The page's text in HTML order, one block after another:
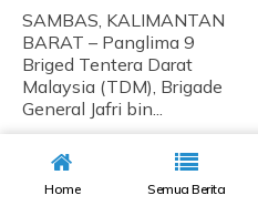
SAMBAS, KALIMANTAN
BARAT – Panglima 9
Briged Tentera Darat
Malaysia (TDM), Brigade
General Jafri bin...
READ MORE
Home Semua Berita